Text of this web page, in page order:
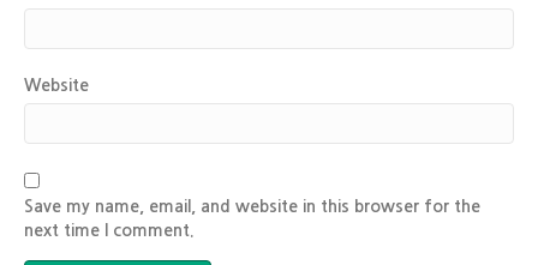
Website
Save my name, email, and website in this browser for the
next time I comment.